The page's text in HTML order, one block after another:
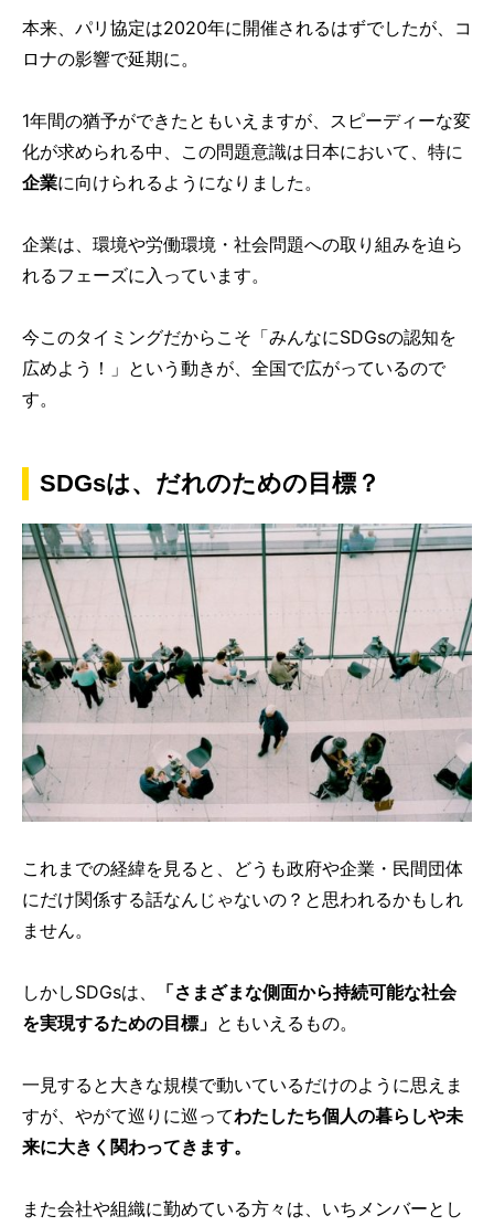
本来、パリ協定は2020年に開催されるはずでしたが、コ
ロナの影響で延期に。
1年間の猶予ができたともいえますが、スピーディーな変
化が求められる中、この問題意識は日本において、特に
企業に向けられるようになりました。
企業は、環境や労働環境・社会問題への取り組みを迫ら
れるフェーズに入っています。
今このタイミングだからこそ「みんなにSDGsの認知を
広めよう！」という動きが、全国で広がっているので
す。
SDGsは、だれのための目標？
これまでの経緯を見ると、どうも政府や企業・民間団体
にだけ関係する話なんじゃないの？と思われるかもしれ
ません。
しかしSDGsは、
「さまざまな側面から持続可能な社会
を実現するための目標」 ともいえるもの。
一見すると大きな規模で動いているだけのように思えま
すが、やがて巡りに巡ってわたしたち個人の暮らしや未
来に大きく関わってきます。
また会社や組織に勤めている方々は、いちメンバーとし